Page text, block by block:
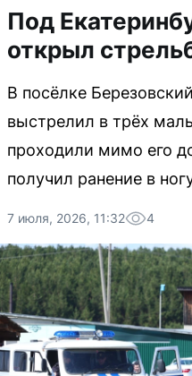
Под
открыл
В посёлке
выстрелил в трёх
проходили мимо его
получил ранение в
7 июля, 2026, 11:32 4